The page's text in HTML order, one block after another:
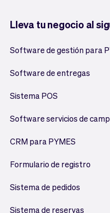
Lleva tu negocio al
Software de gestión para
Software de entregas
Sistema POS
Software servicios de
CRM para PYMES
Formulario de registro
Sistema de pedidos
Sistema de reservas